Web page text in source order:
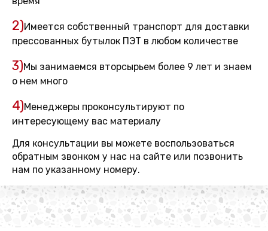
2)Имеется собственный транспорт для доставки
прессованных бутылок ПЭТ в любом количестве
3)Мы занимаемся вторсырьем более 9 лет и знаем
о нем много
4)Менеджеры проконсультируют по
интересующему вас материалу
Для консультации вы можете воспользоваться
обратным звонком у нас на сайте или позвонить
нам по указанному номеру.